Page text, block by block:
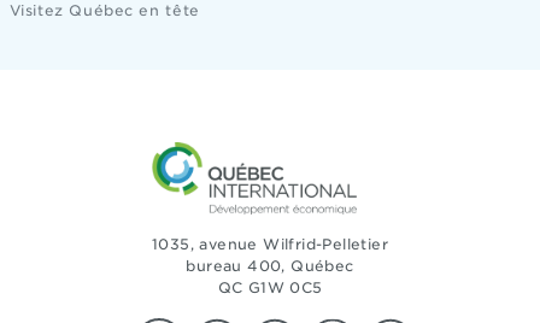
Visitez Québec en tête
1035, avenue Wilfrid-Pelletier
bureau 400, Québec
QC G1W 0C5